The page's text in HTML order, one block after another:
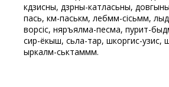
кӧдзисны, дзӧрны-катласьны,
пась, кӧм-паськӧм, лебмӧм-сісьмӧм,
ворсіс, няръялӧма-песӧма, пуритӧ-
сир-ёкыш, сьӧла-тар, шкоргис-узис,
ыркалӧм-сьӧктаммӧм.